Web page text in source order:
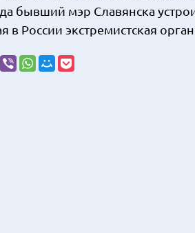
бывший мэр Славянска
в России экстремистская